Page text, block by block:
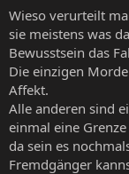
Wieso verurteilt
sie meistens was
Bewusstsein das
Die einzigen
Affekt.
Alle anderen sind
einmal eine
da sein es
Fremdgänger